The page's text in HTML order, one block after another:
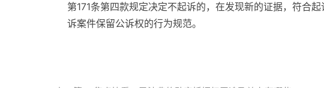
第171条第四款规定决定不起诉的，在发现新的证据，符合
诉案件保留公诉权的行为规范。